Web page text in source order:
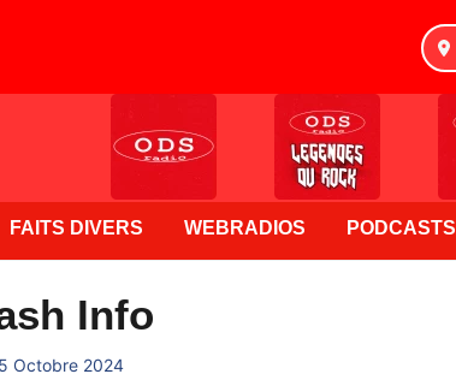
FAITS DIVERS WEBRADIOS PODCASTS
Info
Octobre 2024